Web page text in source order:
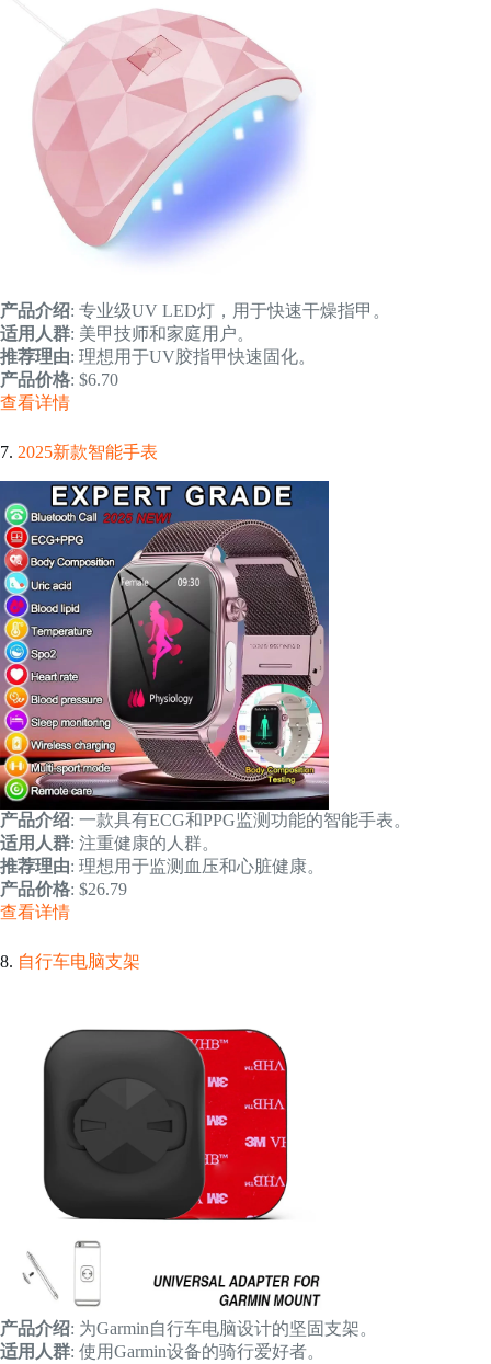
产品介绍: 专业级UV LED灯，用于快速干燥指甲。
适用人群: 美甲技师和家庭用户。
推荐理由: 理想用于UV胶指甲快速固化。
产品价格: $6.70
查看详情
7. 2025新款智能手表
产品介绍: 一款具有ECG和PPG监测功能的智能手表。
适用人群: 注重健康的人群。
推荐理由: 理想用于监测血压和心脏健康。
产品价格: $26.79
查看详情
8. 自行车电脑支架
产品介绍: 为Garmin自行车电脑设计的坚固支架。
适用人群: 使用Garmin设备的骑行爱好者。